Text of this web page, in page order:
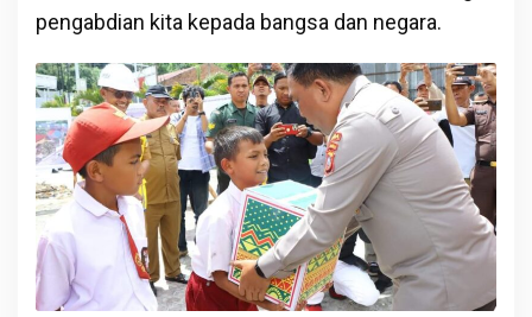
pengabdian kita kepada bangsa dan negara.